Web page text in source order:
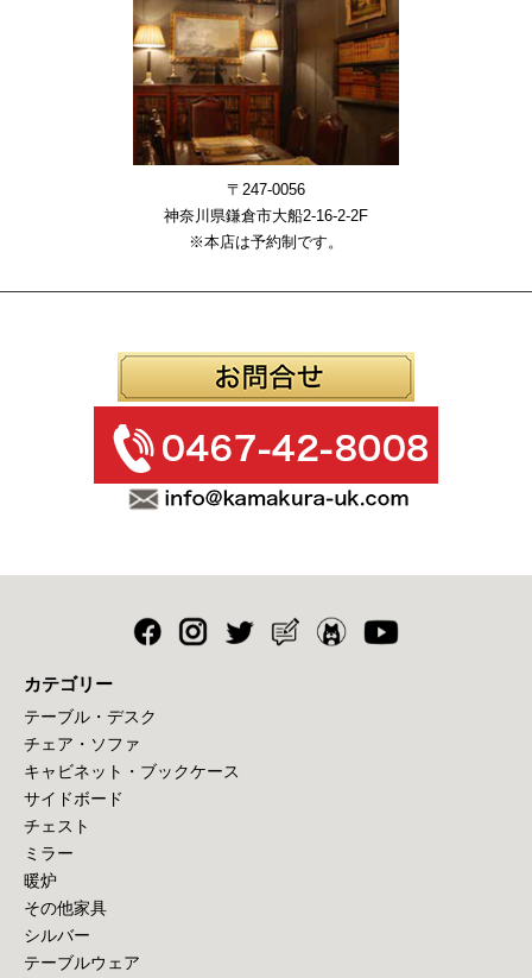
〒247-0056
神奈川県鎌倉市大船2-16-2-2F
※本店は予約制です。
カテゴリー
テーブル・デスク
チェア・ソファ
キャビネット・ブックケース
サイドボード
チェスト
ミラー
暖炉
その他家具
シルバー
テーブルウェア